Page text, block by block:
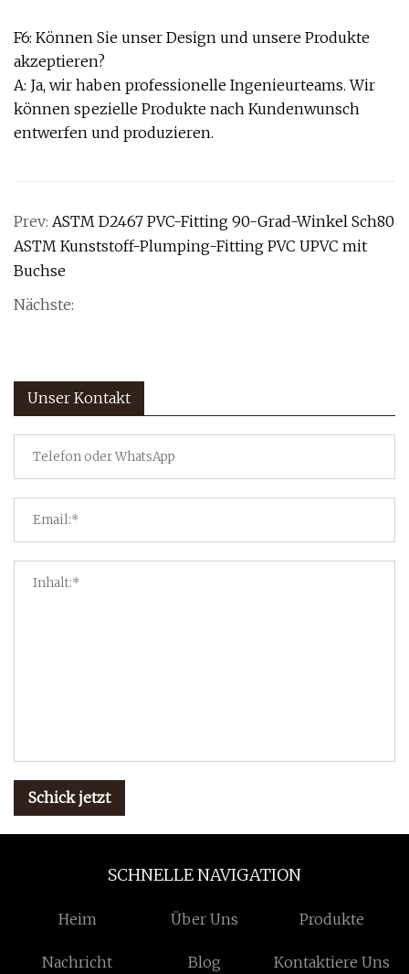
F6: Können Sie unser Design und unsere Produkte
akzeptieren?
A: Ja, wir haben professionelle Ingenieurteams. Wir
können spezielle Produkte nach Kundenwunsch
entwerfen und produzieren.
Prev: ASTM D2467 PVC-Fitting 90-Grad-Winkel Sch80
ASTM Kunststoff-Plumping-Fitting PVC UPVC mit
Buchse
Nächste:
Unser Kontakt
Schick jetzt
SCHNELLE NAVIGATION
Heim Über Uns Produkte
Nachricht Blog Kontaktiere Uns